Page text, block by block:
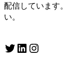
配信しています
い。
Twitter LinkedIn Instagram